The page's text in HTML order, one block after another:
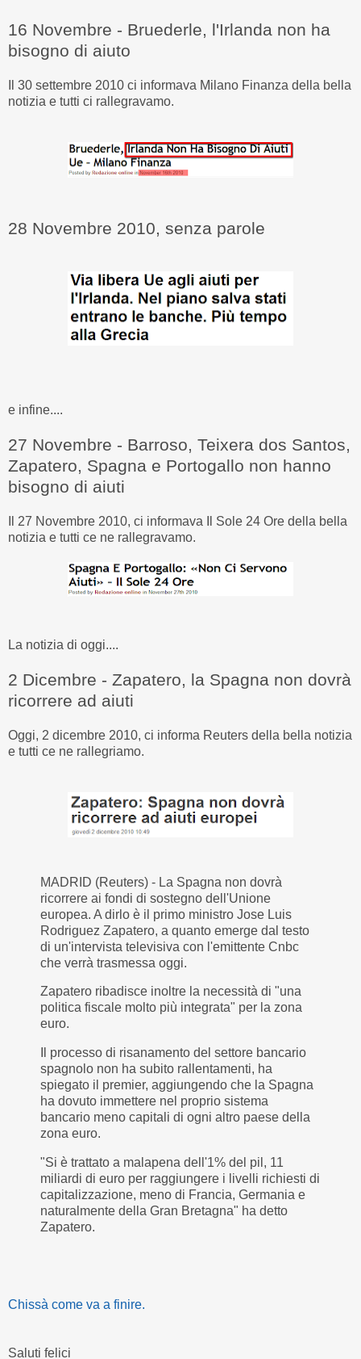
16 Novembre - Bruederle, l'Irlanda non ha
bisogno di aiuto
Il 30 settembre 2010 ci informava Milano Finanza della bella
notizia e tutti ci rallegravamo.
28 Novembre 2010, senza parole
e infine....
27 Novembre - Barroso, Teixera dos Santos,
Zapatero, Spagna e Portogallo non hanno
bisogno di aiuti
Il 27 Novembre 2010, ci informava Il Sole 24 Ore della bella
notizia e tutti ce ne rallegravamo.
La notizia di oggi....
2 Dicembre - Zapatero, la Spagna non dovrà
ricorrere ad aiuti
Oggi, 2 dicembre 2010, ci informa Reuters della bella notizia
e tutti ce ne rallegriamo.
MADRID (Reuters) - La Spagna non dovrà
ricorrere ai fondi di sostegno dell'Unione
europea. A dirlo è il primo ministro Jose Luis
Rodriguez Zapatero, a quanto emerge dal testo
di un'intervista televisiva con l'emittente Cnbc
che verrà trasmessa oggi.
Zapatero ribadisce inoltre la necessità di "una
politica fiscale molto più integrata" per la zona
euro.
Il processo di risanamento del settore bancario
spagnolo non ha subito rallentamenti, ha
spiegato il premier, aggiungendo che la Spagna
ha dovuto immettere nel proprio sistema
bancario meno capitali di ogni altro paese della
zona euro.
"Si è trattato a malapena dell'1% del pil, 11
miliardi di euro per raggiungere i livelli richiesti di
capitalizzazione, meno di Francia, Germania e
naturalmente della Gran Bretagna" ha detto
Zapatero.
Chissà come va a finire.
Saluti felici